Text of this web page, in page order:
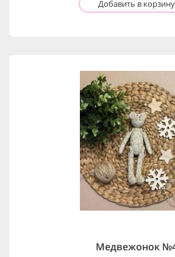
Добавить в корзину
Медвежонок